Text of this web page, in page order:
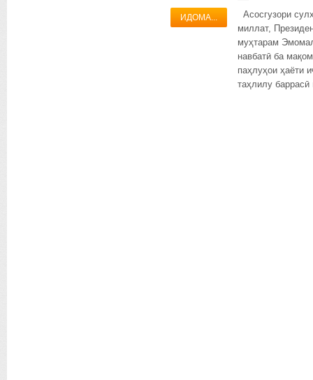
ИДОМА...
Асосгузори
миллат,
муҳтарам
навбатӣ ба
паҳлуҳои ҳаёти
таҳлилу